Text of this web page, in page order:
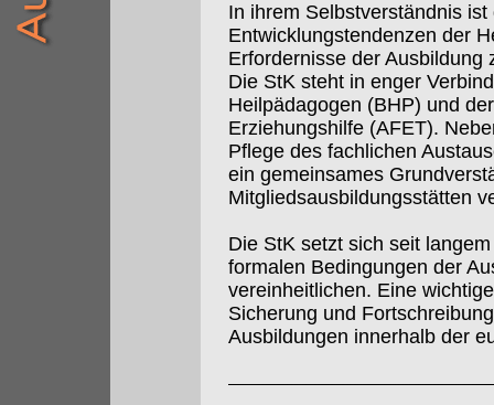
In ihrem Selbstverständnis
Entwicklungstendenzen der
Erfordernisse der Ausbildung
Die StK steht in enger
Heilpädagogen (BHP) und
Erziehungshilfe (AFET).
Pflege des fachlichen
ein gemeinsames
Mitgliedsausbildungsstätten
Die StK setzt sich seit
formalen Bedingungen der
vereinheitlichen. Eine
Sicherung und
Ausbildungen innerhalb der